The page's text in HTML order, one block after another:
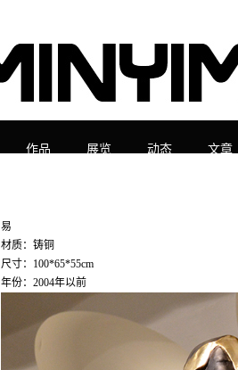
作品 展览 动态 文章
易
材质：铸铜
尺寸：100*65*55cm
年份：2004年以前